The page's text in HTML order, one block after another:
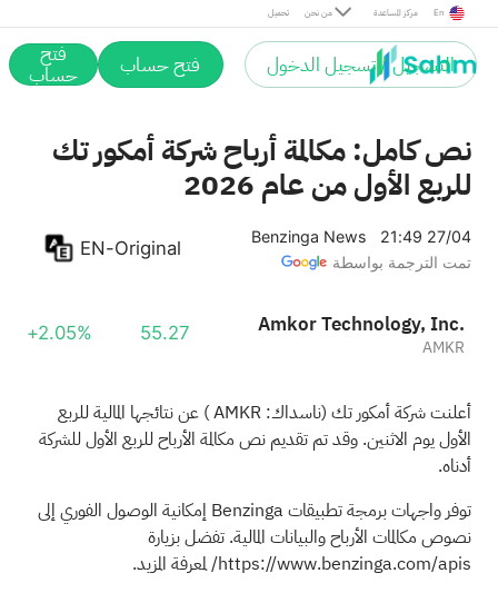
تحميل من نحن مركز المساعدة En
التسجيل / تسجيل الدخول فتح حساب فتح
حساب
نص كامل: مكالمة أرباح شركة أمكور تك
للربع الأول من عام 2026
Benzinga News
21:49 27/04
تمت الترجمة بواسطة
EN-Original
Amkor Technology, Inc.
AMKR
55.27
+2.05%
أعلنت شركة أمكور تك (ناسداك: AMKR) عن نتائجها المالية للربع
الأول يوم الاثنين. وقد تم تقديم نص مكالمة الأرباح للربع الأول للشركة
أدناه.
توفر واجهات برمجة تطبيقات Benzinga إمكانية الوصول الفوري إلى
نصوص مكالمات الأرباح والبيانات المالية. تفضل بزيارة
https://www.benzinga.com/apis/ لمعرفة المزيد.